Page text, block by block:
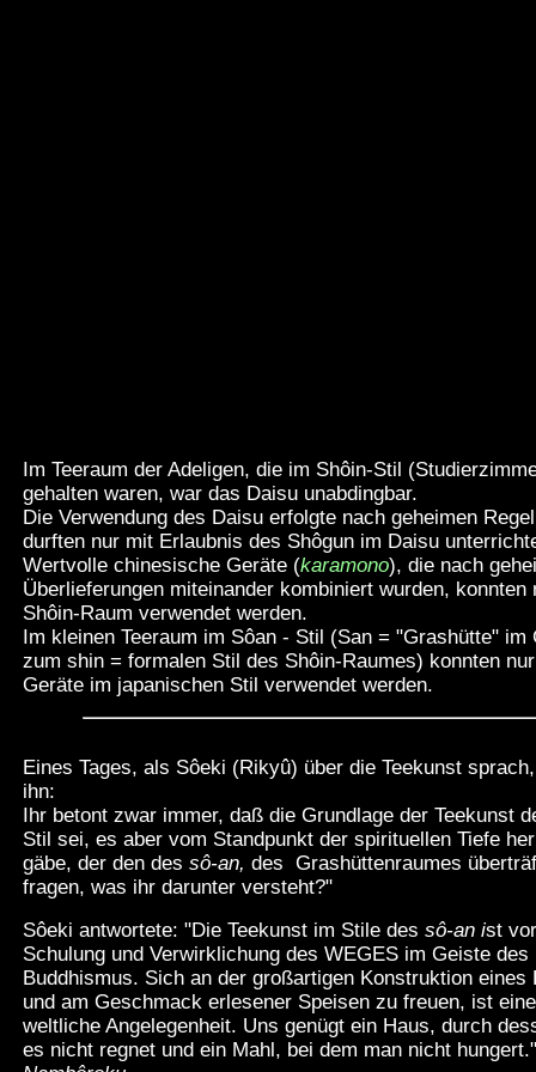
Im Teeraum der Adeligen, die im Shôin-Stil
gehalten waren, war das Daisu unabdingbar.
Die Verwendung des Daisu erfolgte nach geheimen
durften nur mit Erlaubnis des Shôgun im Daisu
Wertvolle chinesische Geräte (karamono), die nach
Überlieferungen miteinander kombiniert wurden, konnten
Shôin-Raum verwendet werden.
Im kleinen Teeraum im Sôan - Stil (San = "Grashütte" im
zum shin = formalen Stil des Shôin-Raumes) konnten nur
Geräte im japanischen Stil verwendet werden.
Eines Tages, als Sôeki (Rikyû) über die Teekunst
ihn:
Ihr betont zwar immer, daß die Grundlage der Teekunst
Stil sei, es aber vom Standpunkt der spirituellen Tiefe
gäbe, der den des sô-an, des Grashüttenraumes
fragen, was ihr darunter versteht?"
Sôeki antwortete: "Die Teekunst im Stile des sô-an ist
Schulung und Verwirklichung des WEGES im Geiste des
Buddhismus. Sich an der großartigen Konstruktion eines
und am Geschmack erlesener Speisen zu freuen, ist
weltliche Angelegenheit. Uns genügt ein Haus, durch
es nicht regnet und ein Mahl, bei dem man nicht hungert."